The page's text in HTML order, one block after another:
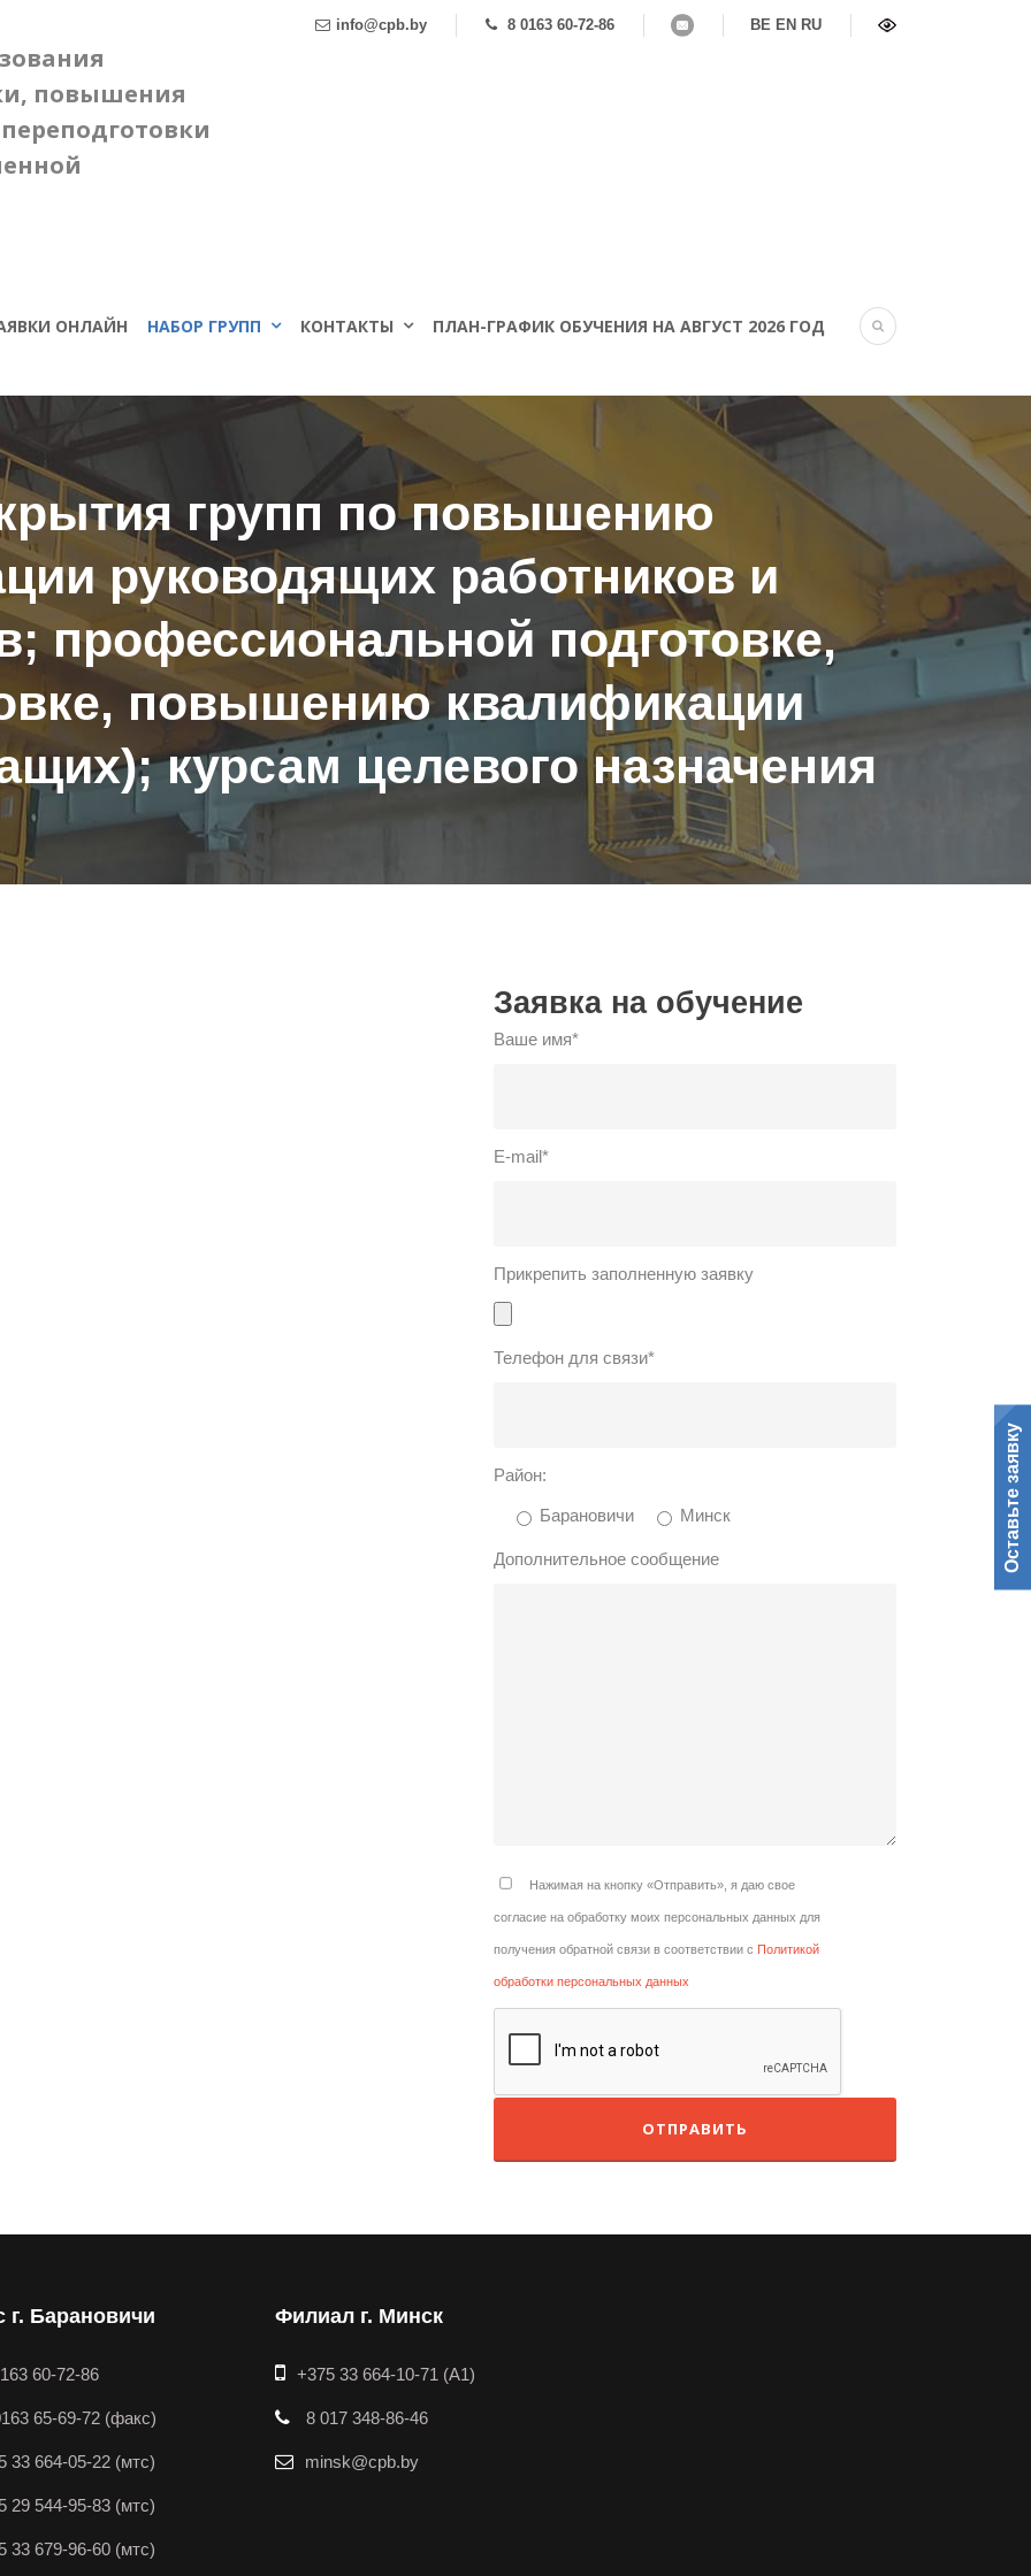
info@cpb.by 8 0163 60-72-86 BE EN RU
повышения
ОНЛАЙН НАБОР ГРУПП КОНТАКТЫ ПЛАН-ГРАФИК ОБУЧЕНИЯ НА АВГУСТ 2026 ГОД
групп по повышению
руководящих работников и
профессиональной подготовке,
повышению квалификации
курсам целевого назначения
Заявка на обучение
Ваше имя*
E-mail*
Прикрепить заполненную заявку
Телефон для связи*
Район:
Барановичи Минск
Дополнительное сообщение
Нажимая на кнопку «Отправить», я даю свое
согласие на обработку моих персональных данных для
получения обратной связи в соответствии с Политикой
обработки персональных данных
Барановичи
60-72-86
65-69-72 (факс)
33 664-05-22 (мтс)
29 544-95-83 (мтс)
33 679-96-60 (мтс)
Филиал г. Минск
+375 33 664-10-71 (A1)
8 017 348-86-46
minsk@cpb.by
Оставьте заявку